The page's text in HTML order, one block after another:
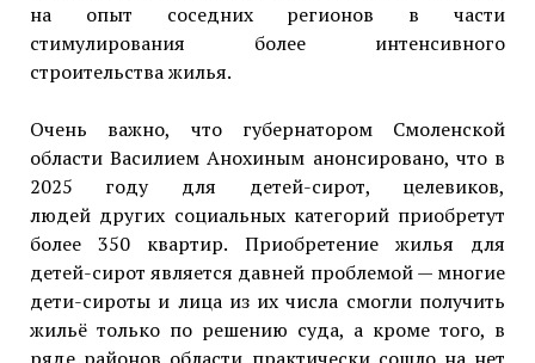
на опыт соседних регионов в части
стимулирования более интенсивного
строительства жилья.
Очень важно, что губернатором Смоленской
области Василием Анохиным анонсировано, что в
2025 году для детей-сирот, целевиков,
людей других социальных категорий приобретут
более 350 квартир. Приобретение жилья для
детей-сирот является давней проблемой — многие
дети-сироты и лица из их числа смогли получить
жильё только по решению суда, а кроме того, в